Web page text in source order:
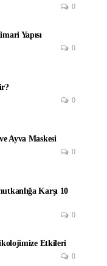
0
Yapısı
0
0
Ayva Maskesi
0
Karşı 10
0
Etkileri
0